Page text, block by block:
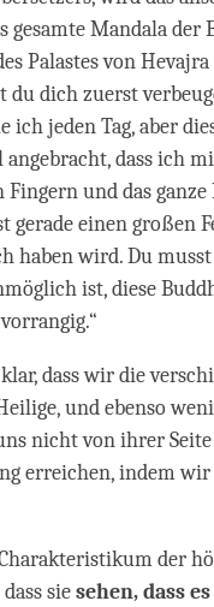
gesamte Mandala
Palastes von
du dich zuerst
ich jeden Tag, aber
angebracht, dass ich
und das
gerade einen großen
haben wird. Du
ist, diese
dass wir die
und ebenso
nicht von ihrer
erreichen, indem
der
siesehen, dass